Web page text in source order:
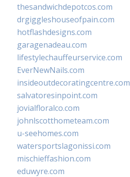
thesandwichdepotcos.com
drgiggleshouseofpain.com
hotflashdesigns.com
garagenadeau.com
lifestylechauffeurservice.com
EverNewNails.com
insideoutdecoratingcentre.com
salvatoresinpoint.com
jovialfloralco.com
johnlscotthometeam.com
u-seehomes.com
watersportslagonissi.com
mischieffashion.com
eduwyre.com